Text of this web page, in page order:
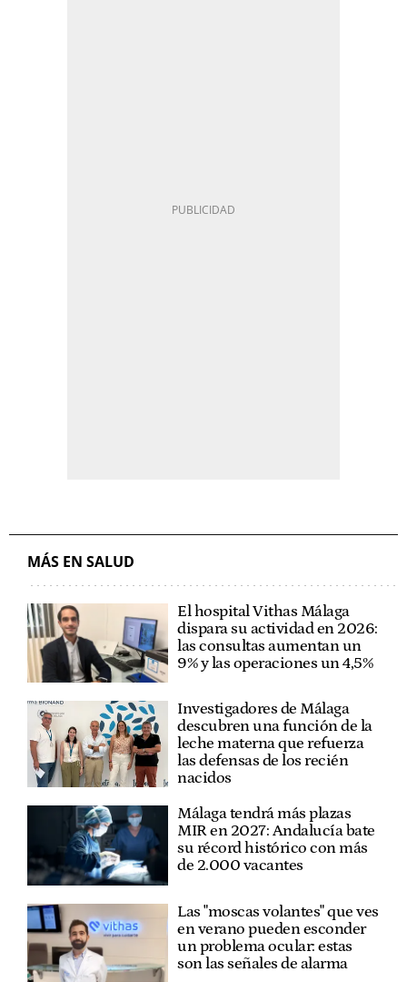
MÁS EN SALUD
El hospital Vithas Málaga
dispara su actividad en 2026:
las consultas aumentan un
9% y las operaciones un 4,5%
Investigadores de Málaga
descubren una función de la
leche materna que refuerza
las defensas de los recién
nacidos
Málaga tendrá más plazas
MIR en 2027: Andalucía bate
su récord histórico con más
de 2.000 vacantes
Las "moscas volantes" que ves
en verano pueden esconder
un problema ocular: estas
son las señales de alarma